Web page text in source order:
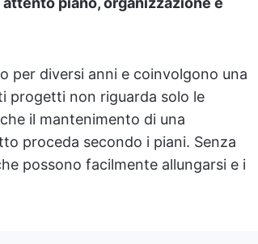
per diversi anni e coinvolgono una
progetti non riguarda solo le
il mantenimento di una
proceda secondo i piani. Senza
possono facilmente allungarsi e i